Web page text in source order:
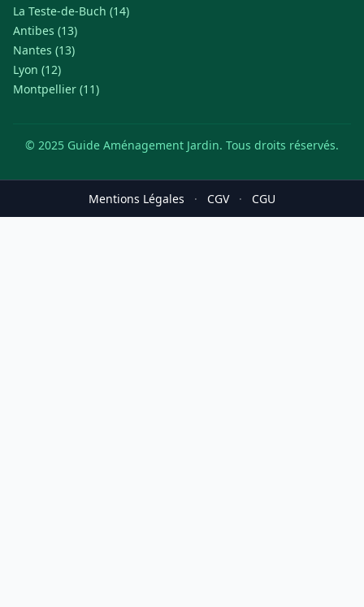
La Teste-de-Buch (14)
Antibes (13)
Nantes (13)
Lyon (12)
Montpellier (11)
© 2025 Guide Aménagement Jardin. Tous droits réservés.
Mentions Légales · CGV · CGU